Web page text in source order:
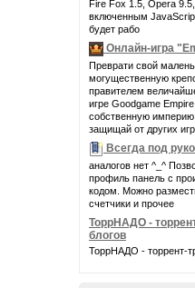
Fire Fox 1.5, Opera
включенным
будет рабо
Онлайн-игра
Преврати свой
могущественную
правителем
игре Goodgame
собственную
защищай от других
Всегда под
аналогов нет ^_^
профиль панель с
кодом. Можно
счетчики и прочее
ТоррНАДО -
блогов
ТоррНАДО - торрент-